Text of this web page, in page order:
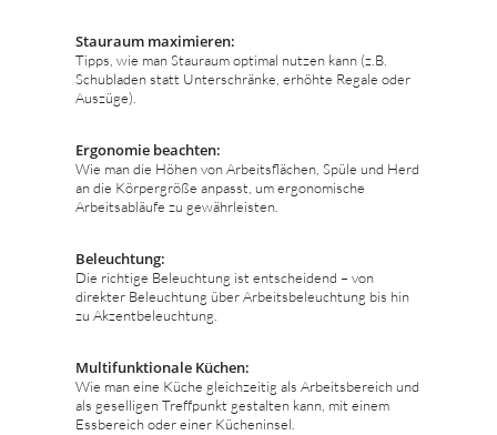
Stauraum maximieren:
Tipps, wie man Stauraum optimal nutzen kann (z.B.
Schubladen statt Unterschränke, erhöhte Regale oder
Auszüge).
Ergonomie beachten:
Wie man die Höhen von Arbeitsflächen, Spüle und Herd
an die Körpergröße anpasst, um ergonomische
Arbeitsabläufe zu gewährleisten.
Beleuchtung:
Die richtige Beleuchtung ist entscheidend – von
direkter Beleuchtung über Arbeitsbeleuchtung bis hin
zu Akzentbeleuchtung.
Multifunktionale Küchen:
Wie man eine Küche gleichzeitig als Arbeitsbereich und
als geselligen Treffpunkt gestalten kann, mit einem
Essbereich oder einer Kücheninsel.